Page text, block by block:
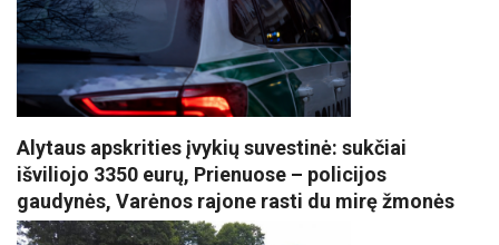
Alytaus apskrities įvykių suvestinė: sukčiai
išviliojo 3350 eurų, Prienuose – policijos
gaudynės, Varėnos rajone rasti du mirę žmonės